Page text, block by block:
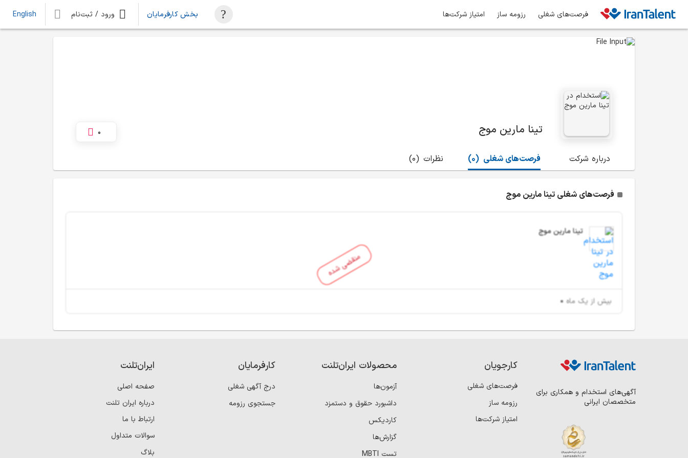
فرصت‌های شغلی رزومه ساز امتیاز شرکت‌ها بخش کارفرمایان ورود / ثبت‌نام English
تینا مارین موج 0
درباره شرکت (0) فرصت‌های شغلی (0) نظرات
فرصت‌های شغلی تینا مارین موج
منقضی شده
تینا مارین موج
بیش از یک ماه
آگهی‌های استخدام و همکاری برای
متخصصان ایرانی
کارجویان
فرصت‌های شغلی
رزومه ساز
امتیاز شرکت‌ها
محصولات ایران‌تلنت
آزمون‌ها
داشبورد حقوق و دستمزد
کاردیکس
گزارش‌ها
تست MBTI
کارفرمایان
درج آگهی شغلی
جستجوی رزومه
ایران‌تلنت
صفحه اصلی
درباره ایران تلنت
ارتباط با ما
سوالات متداول
بلاگ